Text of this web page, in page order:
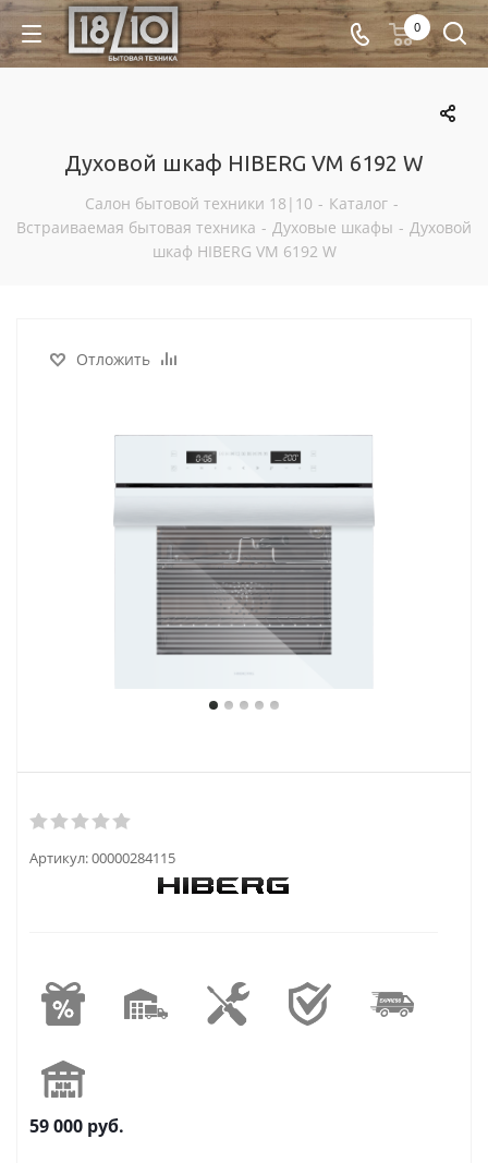
0
Духовой шкаф HIBERG VM 6192 W
Салон бытовой техники 18|10 - Каталог -
Встраиваемая бытовая техника - Духовые шкафы - Духовой
шкаф HIBERG VM 6192 W
Отложить
Артикул:00000284115
59 000 руб.